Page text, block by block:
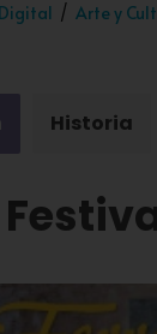
Arte y
Historia